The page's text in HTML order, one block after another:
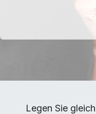
Legen Sie